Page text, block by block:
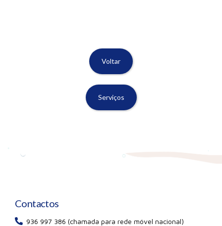
Voltar
Serviços
Contactos
936 997 386 (chamada para rede móvel nacional)